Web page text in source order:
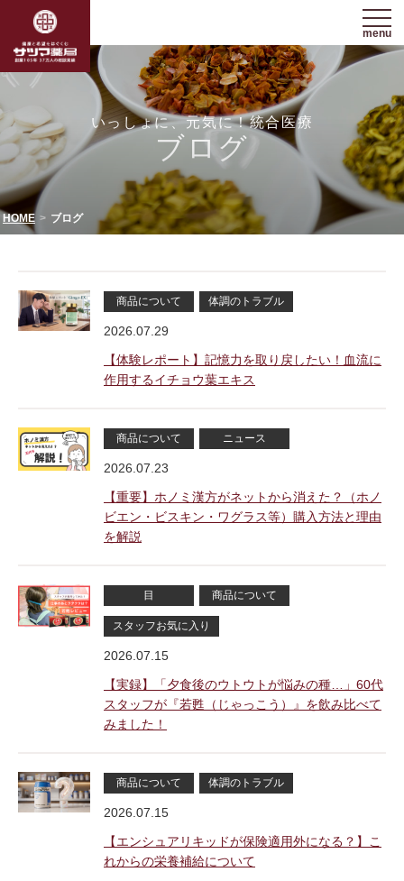
menu
いっしょに、元気に！統合医療
ブログ
HOME ブログ
商品について 体調のトラブル
2026.07.29
【体験レポート】記憶力を取り戻したい！血流に
作用するイチョウ葉エキス
商品について ニュース
2026.07.23
【重要】ホノミ漢方がネットから消えた？（ホノ
ビエン・ビスキン・ワグラス等）購入方法と理由
を解説
目 商品について
スタッフお気に入り
2026.07.15
【実録】「夕食後のウトウトが悩みの種…」60代
スタッフが『若甦（じゃっこう）』を飲み比べて
みました！
商品について 体調のトラブル
2026.07.15
【エンシュアリキッドが保険適用外になる？】こ
れからの栄養補給について